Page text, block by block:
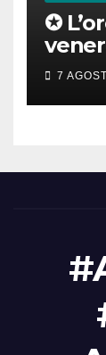
✪
♋ ♌
7